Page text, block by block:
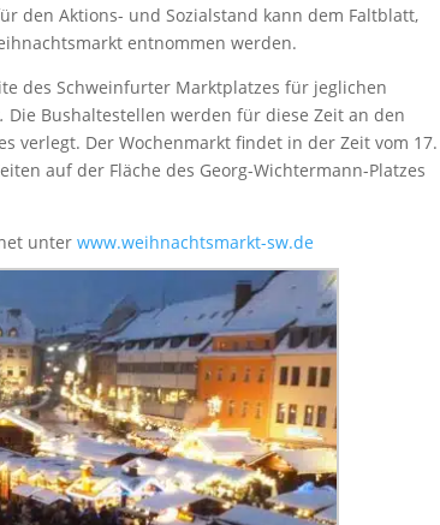
den Aktions- und Sozialstand kann dem Faltblatt,
entnommen werden.
des Schweinfurter Marktplatzes für jeglichen
. Die Bushaltestellen werden für diese Zeit an den
verlegt. Der Wochenmarkt findet in der Zeit vom 17.
auf der Fläche des Georg-Wichtermann-Platzes
unterwww.weihnachtsmarkt-sw.de